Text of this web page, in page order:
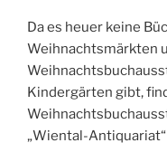
Da es heuer keine
Weihnachtsmärkten
Kindergärten gibt,
„Wiental-